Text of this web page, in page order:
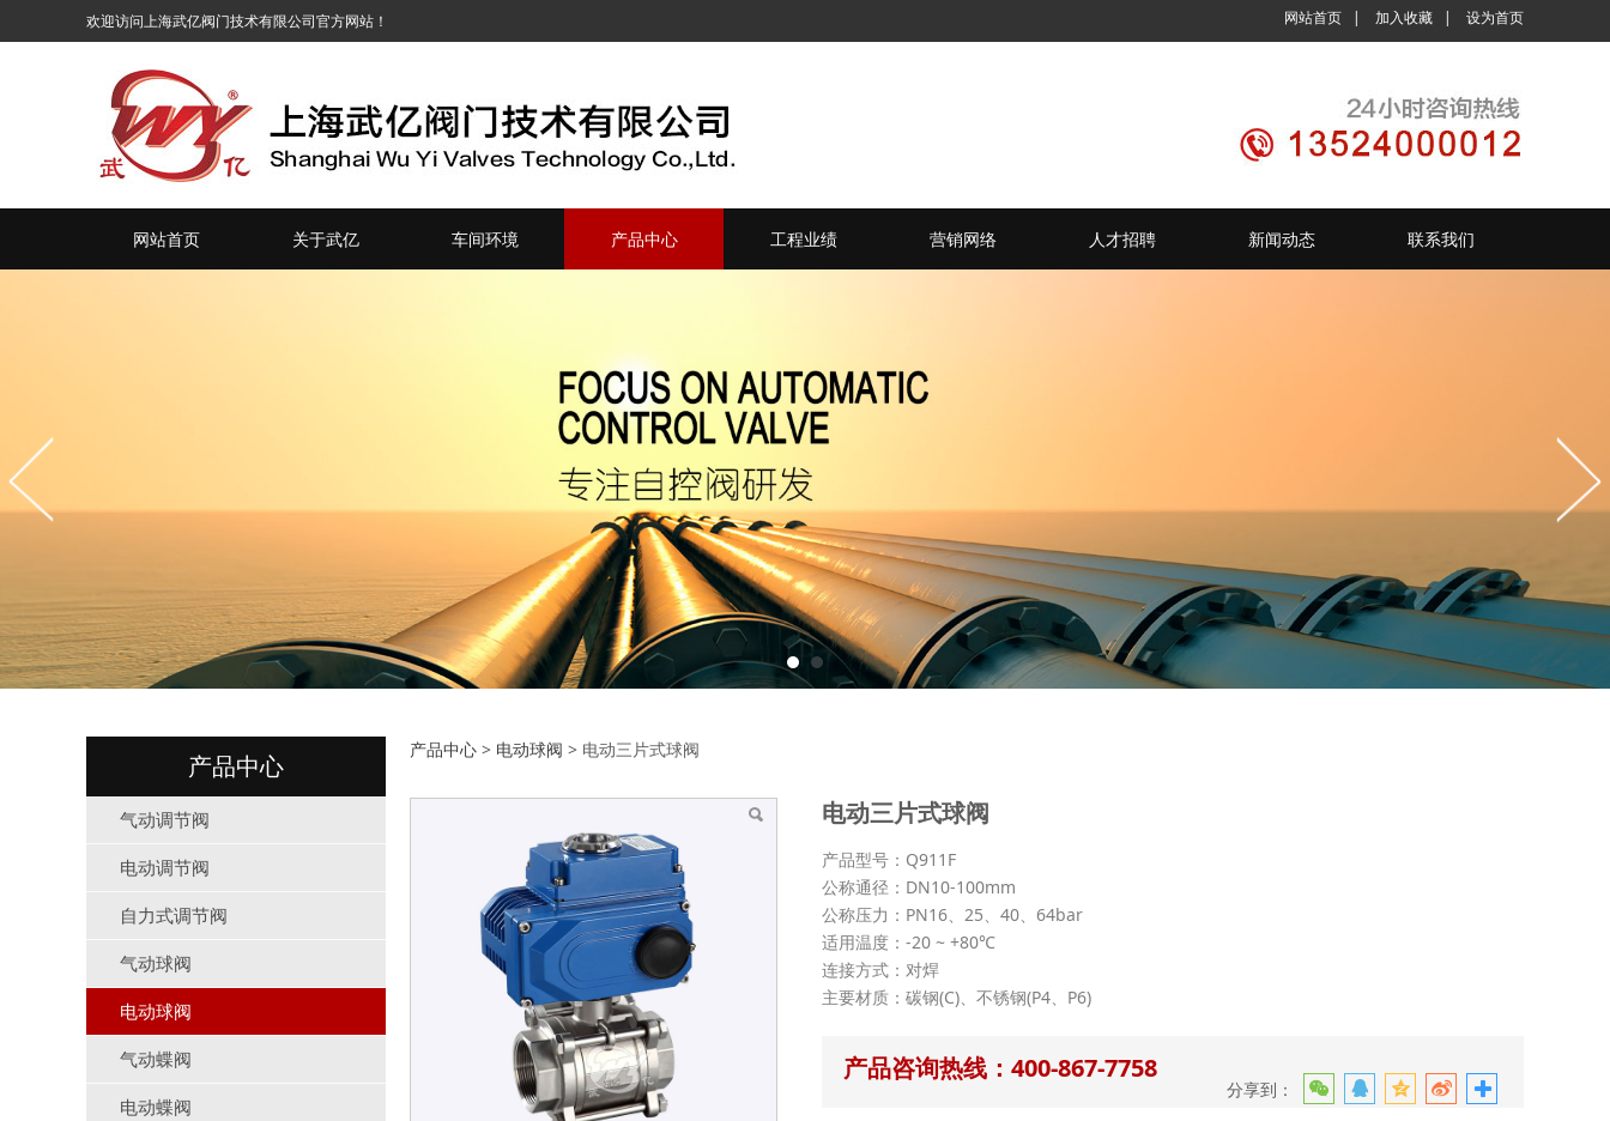
网站首页 关于武亿 车间环境 产品中心 工程业绩 营销网络 人才招聘 新闻动态 联系我们
网站首页 | 加入收藏 | 设为首页
产品中心
气动调节阀
电动调节阀
自力式调节阀
气动球阀
电动球阀
气动蝶阀
电动蝶阀
电动三片式球阀
产品中心 > 电动球阀 > 电动三片式球阀
电动三片式球阀
产品型号：Q911F
公称通径：DN10-100mm
公称压力：PN16、25、40、64bar
适用温度：-20 ~ +80℃
连接方式：对焊
主要材质：碳钢(C)、不锈钢(P4、P6)
产品咨询热线：400-867-7758
分享到：